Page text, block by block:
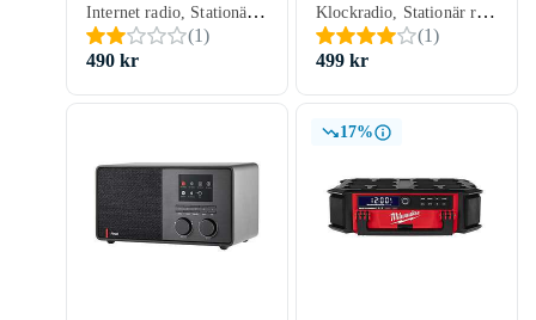
Internet radio, Stationär radio, FM, Internetströmning, DAB, DAB+, Batteri, Nätström, Uppladdningsbart batteri, RDS-radio, Klockradio med alarm, Fjärrkontroll, Display, Hörlursutgång, USB, Analog 3,5mm-ingång (Aux)
(1)
490 kr
Klockradio, Stationär radio, Bärbar radio, FM, AM, Batteri, Klockradio med alarm, Display, Hörlursutgång
(1)
499 kr
17%